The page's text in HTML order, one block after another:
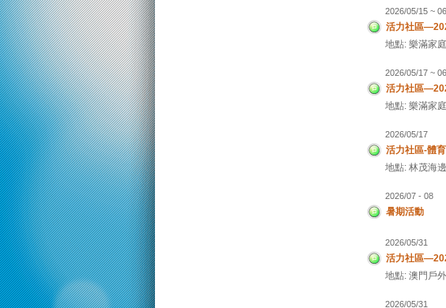
2026/05/15 ~
活力社區
地點: 樂滿家
2026/05/17 ~
活力社區
地點: 樂滿家
2026/05/17
活力社區-體
地點: 林茂海
2026/07 - 08
暑期活動
2026/05/31
活力社區
地點: 澳門戶
2026/05/31